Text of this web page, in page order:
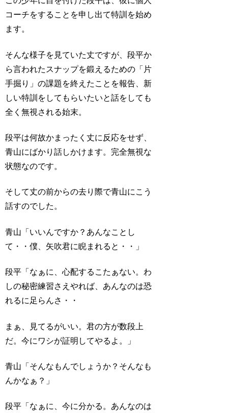
コーチをすることを申し出て特訓を始め
ます。
そんな様子を見ていた丈ですが、段平か
ら言われたスナップを鍛えるための「片
手掘り」の課題を終えたことを報告、新
しい特訓をしてもらいたいと話をしても
全く無視される始末。
段平は何故かまったく丈に反応をせず、
青山にばかり話しかけます。完全無視な
状態なのです。
そして丈の前からの去り際で青山にこう
話すのでした。
青山「いいんですか？あんなことし
て・・僕、矢吹君に睨まれると・・」
段平「なぁに、心配するこたぁない。わ
しの秘密練習さえやれば、あんなのは恐
れるに足らんさ・・
まぁ、見てるがいい。君の方が数段上
だ。今にワシが証明してやるよ。」
青山「そんなもんでしょうか？そんなも
んかなぁ？」
段平「なぁに、今に分かる。あんなのは